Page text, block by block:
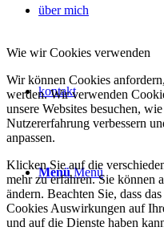
über mich
kontakt
Menü Menü
Wie wir Cookies verwenden
Wir können Cookies
werden. Wir verwenden
unsere Websites besuchen,
Nutzererfahrung verbessern
anpassen.
Klicken Sie auf die
mehr zu erfahren. Sie können
ändern. Beachten Sie, dass
Cookies Auswirkungen auf
und auf die Dienste haben